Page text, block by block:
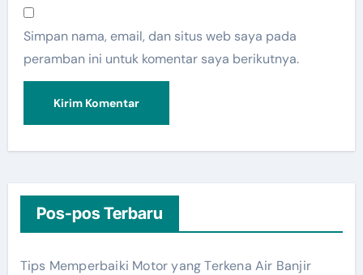
Simpan nama, email, dan situs web saya pada
peramban ini untuk komentar saya berikutnya.
Pos-pos Terbaru
Tips Memperbaiki Motor yang Terkena Air Banjir